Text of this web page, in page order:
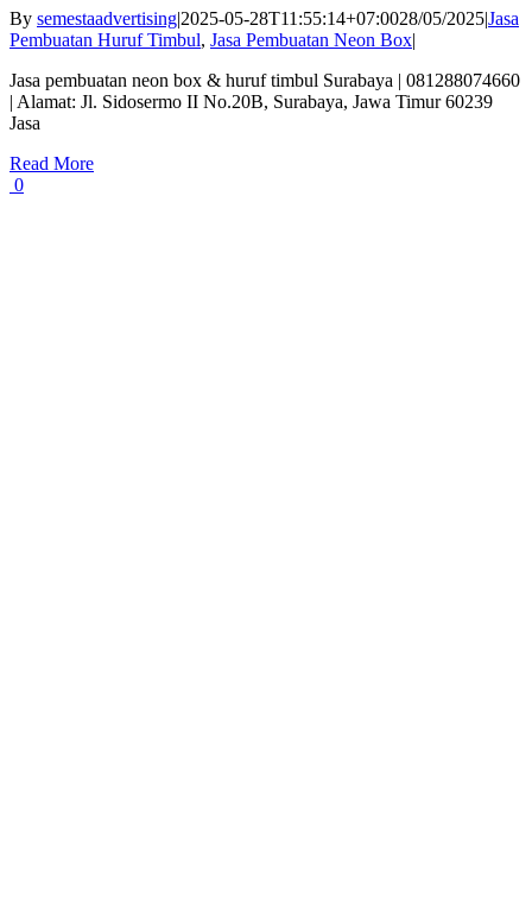
By semestaadvertising|2025-05-28T11:55:14+07:0028/05/2025|Jasa
Pembuatan Huruf Timbul, Jasa Pembuatan Neon Box|
Jasa pembuatan neon box & huruf timbul Surabaya | 081288074660
| Alamat: Jl. Sidosermo II No.20B, Surabaya, Jawa Timur 60239
Jasa
Read More
0